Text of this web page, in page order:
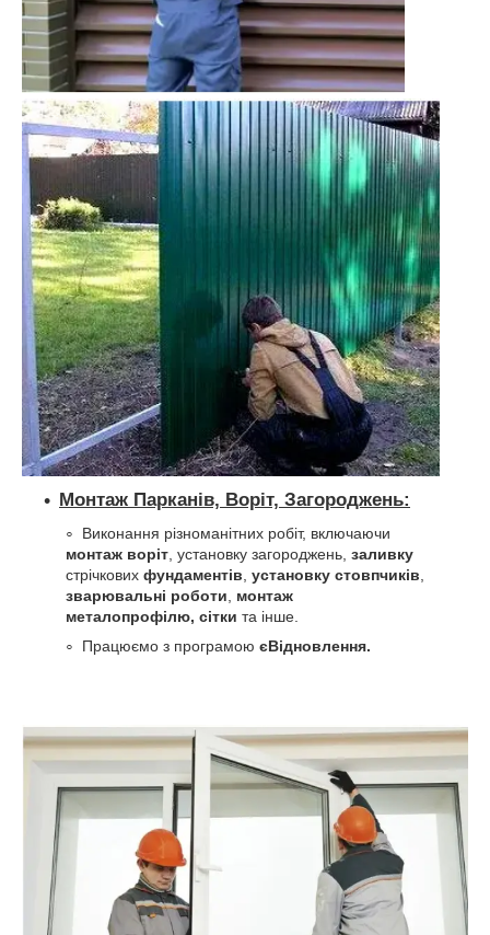
Монтаж Парканів, Воріт, Загороджень:
Виконання різноманітних робіт, включаючи
монтаж воріт , установку загороджень, заливку
стрічкових фундаментів установку стовпчиків
зварювальні роботи
монтаж
металопрофілю, сітки та інше.
Працюємо з програмою єВідновлення.